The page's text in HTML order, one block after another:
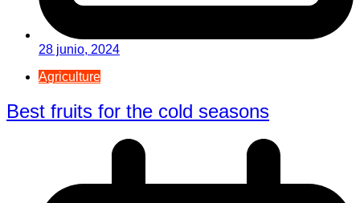
28 junio, 2024
Agriculture
Best fruits for the cold seasons